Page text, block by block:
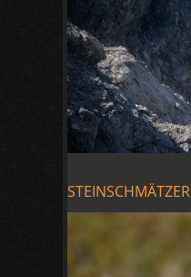
STEINSCHMÄTZER